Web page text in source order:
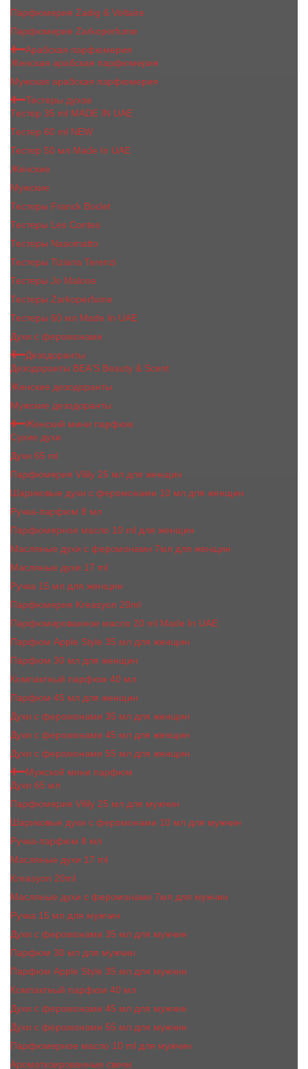
Парфюмерия Zadig & Voltaire
Парфюмерия Zarkoperfume
Арабская парфюмерия
Женская арабская парфюмерия
Мужская арабская парфюмерия
Тестеры духов
Тестер 35 ml MADE IN UAE
Тестер 60 ml NEW
Тестер 50 мл Made In UAE
Женские
Мужские
Тестеры Franck Boclet
Тестеры Les Contes
Тестеры Nasomatto
Тестеры Tiziana Terenzi
Тестеры Jо Malоnе
Тестеры Zarkoperfume
Тестеры 60 мл Made In UAE
Духи с феромонами
Дезодоранты
Дезодоранты BEA'S Beauty & Scent
Женские дезодоранты
Мужские дезодоранты
Женский мини парфюм
Сухие духи
Духи 65 ml
Парфюмерия Vilily 25 мл для женщин
Шариковые духи с феромонами 10 мл для женщин
Ручка-парфюм 8 мл
Парфюмерное масло 10 ml для женщин
Масляные духи c феромонами 7мл для женщин
Масляные духи 17 ml
Ручка 15 мл для женщин
Парфюмерия Kreasyon 20ml
Парфюмированное масло 20 ml Made In UAE
Парфюм Apple Style 35 мл для женщин
Парфюм 30 мл для женщин
Компактный парфюм 40 мл
Парфюм 45 мл для женщин
Духи с феромонами 35 мл для женщин
Духи с феромонами 45 мл для женщин
Духи с феромонами 55 мл для женщин
Мужской мини парфюм
Духи 65 мл
Парфюмерия Vilily 25 мл для мужчин
Шариковые духи с феромонами 10 мл для мужчин
Ручка-парфюм 8 мл
Масляные духи 17 ml
Kreasyon 20ml
Масляные духи c феромонами 7мл для мужчин
Ручка 15 мл для мужчин
Духи с феромонами 35 мл для мужчин
Парфюм 30 мл для мужчин
Парфюм Apple Style 35 мл для мужчин
Компактный парфюм 40 мл
Духи с феромонами 45 мл для мужчин
Духи с феромонами 55 мл для мужчин
Парфюмерное масло 10 ml для мужчин
Ароматизированные свечи